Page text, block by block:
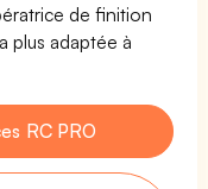
de finition
plus adaptée à
RC PRO